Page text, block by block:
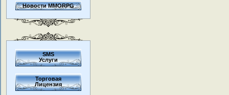
Новости MMORPG
SMS
Услуги
Торговая
Лицензия